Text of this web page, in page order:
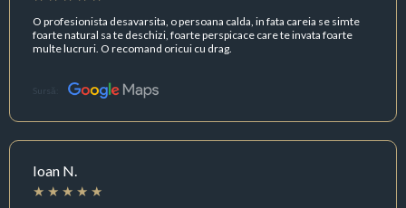
O profesionista desavarsita, o persoana calda, in fata careia se simte
foarte natural sa te deschizi, foarte perspicace care te invata foarte
multe lucruri. O recomand oricui cu drag.
Sursă:
Ioan N.